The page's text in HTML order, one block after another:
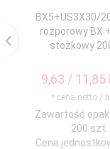
BX5+US3X30/
rozporowy BX
stożkowy
9,63 / 11,85
* cena netto /
Zawartość
200 szt.
Cena